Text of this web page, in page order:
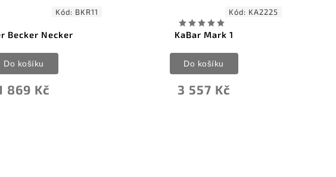
Kód: BKR11
Becker Necker
869 Kč
Do košíku
Kód: KA2225
KaBar Mark 1
3 557 Kč
Do košíku